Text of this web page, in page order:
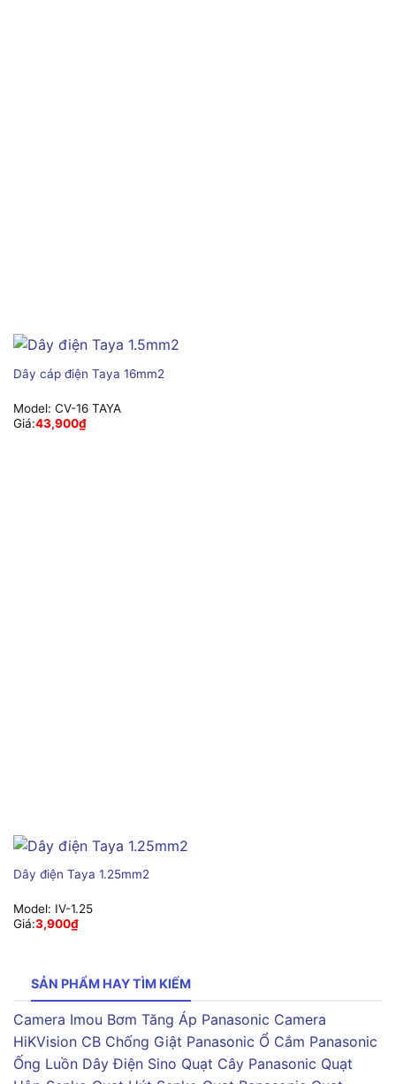
Dây cáp điện Taya 16mm2
Model: CV-16 TAYA
Giá:43,900₫
Dây điện Taya 1.25mm2
Model: IV-1.25
Giá:3,900₫
SẢN PHẨM HAY TÌM KIẾM
Camera Imou Bơm Tăng Áp Panasonic Camera
HiKVision CB Chống Giật Panasonic Ổ Cắm Panasonic
Ống Luồn Dây Điện Sino Quạt Cây Panasonic Quạt